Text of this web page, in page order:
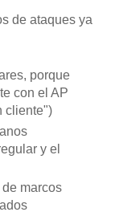
de ataques ya
porque
con el AP
cliente")
y el
marcos